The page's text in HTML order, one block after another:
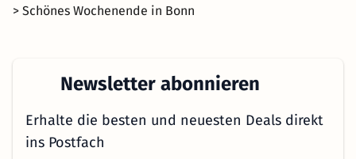
> Schönes Wochenende in Bonn
Newsletter abonnieren
Erhalte die besten und neuesten Deals direkt
ins Postfach